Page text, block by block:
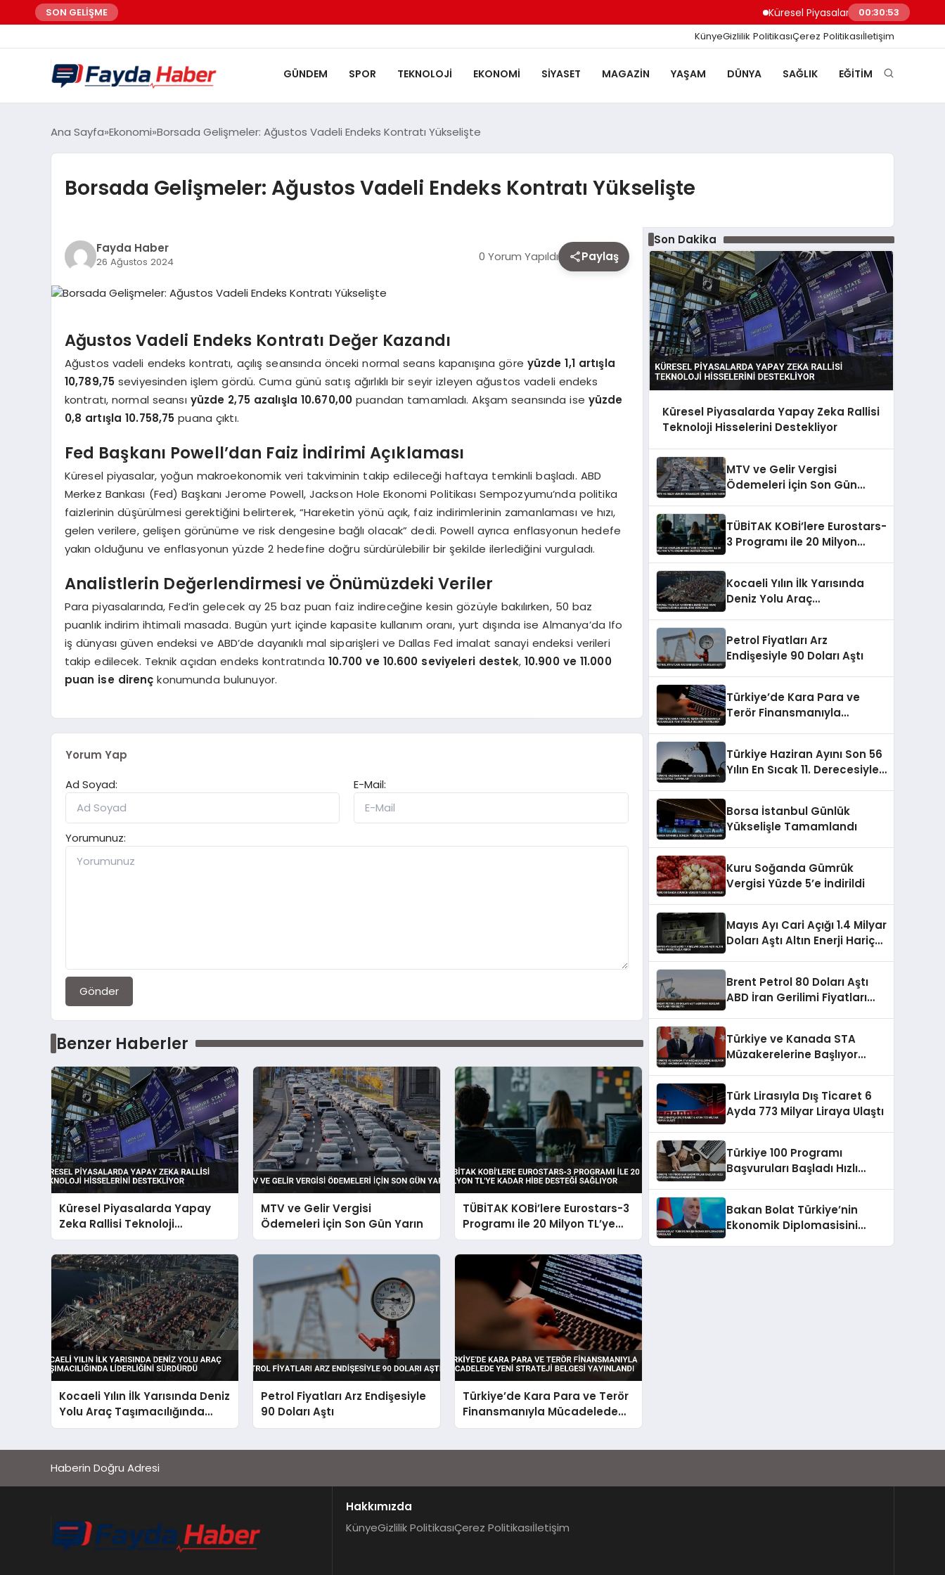
SON GELİŞME Küresel Piyasalarda Yapay Zeka Rallisi
00:30:54
KünyeGizlilik PolitikasıÇerez Politikasıİletişim
GÜNDEM SPOR TEKNOLOJI EKONOMI SIYASET MAGAZIN YAŞAM DÜNYA SAĞLIK EĞITIM
Ana Sayfa Ekonomi Borsada Gelişmeler: Ağustos Vadeli Endeks Kontratı Yükselişte
Borsada Gelişmeler: Ağustos Vadeli Endeks Kontratı Yükselişte
Fayda Haber
26 Ağustos 2024 0 Yorum Yapıldı Paylaş
Ağustos Vadeli Endeks Kontratı Değer Kazandı
Ağustos vadeli endeks kontratı, açılış seansında önceki normal seans kapanışına göre yüzde 1,1 artışla
10,789,75 seviyesinden işlem gördü. Cuma günü satış ağırlıklı bir seyir izleyen ağustos vadeli endeks
kontratı, normal seansı yüzde 2,75 azalışla 10.670,00 puandan tamamladı. Akşam seansında ise yüzde
0,8 artışla 10.758,75 puana çıktı.
Fed Başkanı Powell’dan Faiz İndirimi Açıklaması
Küresel piyasalar, yoğun makroekonomik veri takviminin takip edileceği haftaya temkinli başladı. ABD
Merkez Bankası (Fed) Başkanı Jerome Powell, Jackson Hole Ekonomi Politikası Sempozyumu’nda politika
faizlerinin düşürülmesi gerektiğini belirterek, “Hareketin yönü açık, faiz indirimlerinin zamanlaması ve hızı,
gelen verilere, gelişen görünüme ve risk dengesine bağlı olacak” dedi. Powell ayrıca enflasyonun hedefe
yakın olduğunu ve enflasyonun yüzde 2 hedefine doğru sürdürülebilir bir şekilde ilerlediğini vurguladı.
Analistlerin Değerlendirmesi ve Önümüzdeki Veriler
Para piyasalarında, Fed’in gelecek ay 25 baz puan faiz indireceğine kesin gözüyle bakılırken, 50 baz
puanlık indirim ihtimali masada. Bugün yurt içinde kapasite kullanım oranı, yurt dışında ise Almanya’da Ifo
iş dünyası güven endeksi ve ABD’de dayanıklı mal siparişleri ve Dallas Fed imalat sanayi endeksi verileri
takip edilecek. Teknik açıdan endeks kontratında 10.700 ve 10.600 seviyeleri destek, 10.900 ve 11.000
puan ise direnç konumunda bulunuyor.
Yorum Yap
Ad Soyad:
E-Mail:
Yorumunuz:
Gönder
Benzer Haberler
Küresel Piyasalarda Yapay
Zeka Rallisi Teknoloji
Hisselerini Destekliyor
MTV ve Gelir Vergisi
Ödemeleri İçin Son Gün Yarın
TÜBİTAK KOBİ’lere Eurostars-3
Programı ile 20 Milyon TL’ye
Kadar Hibe Desteği Sağlıyor
Kocaeli Yılın İlk Yarısında Deniz
Yolu Araç Taşımacılığında
Liderliğini Sürdürdü
Petrol Fiyatları Arz Endişesiyle
90 Doları Aştı
Türkiye’de Kara Para ve Terör
Finansmanıyla Mücadelede
Yeni Strateji Belgesi
Son Dakika
Küresel Piyasalarda Yapay Zeka Rallisi
Teknoloji Hisselerini Destekliyor
MTV ve Gelir Vergisi
Ödemeleri İçin Son Gün
TÜBİTAK KOBİ’lere Eurostars-
3 Programı ile 20 Milyon
Kocaeli Yılın İlk Yarısında
Deniz Yolu Araç
Petrol Fiyatları Arz
Endişesiyle 90 Doları Aştı
Türkiye’de Kara Para ve
Terör Finansmanıyla
Türkiye Haziran Ayını Son 56
Yılın En Sıcak 11. Derecesiyle
Borsa İstanbul Günlük
Yükselişle Tamamlandı
Kuru Soğanda Gümrük
Vergisi Yüzde 5’e İndirildi
Mayıs Ayı Cari Açığı 1.4 Milyar
Doları Aştı Altın Enerji Hariç
Brent Petrol 80 Doları Aştı
ABD İran Gerilimi Fiyatları
Türkiye ve Kanada STA
Müzakerelerine Başlıyor
Türk Lirasıyla Dış Ticaret 6
Ayda 773 Milyar Liraya Ulaştı
Türkiye 100 Programı
Başvuruları Başladı Hızlı
Bakan Bolat Türkiye’nin
Ekonomik Diplomasisini
Haberin Doğru Adresi
Hakkımızda
KünyeGizlilik PolitikasıÇerez Politikasıİletişim